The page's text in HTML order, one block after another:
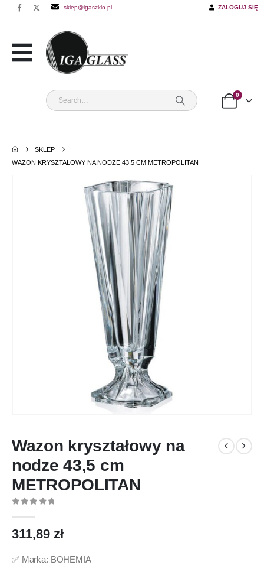
sklep@igaszklo.pl ZALOGUJ SIĘ
0
SKLEP
WAZON KRYSZTAŁOWY NA NODZE 43,5 CM METROPOLITAN
Wazon kryształowy na
nodze 43,5 cm
METROPOLITAN
311,89 zł
✅ Marka: BOHEMIA